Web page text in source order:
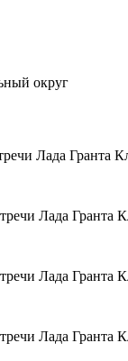
округ
Лада Гранта
Лада Гранта
Лада Гранта
Лада Гранта